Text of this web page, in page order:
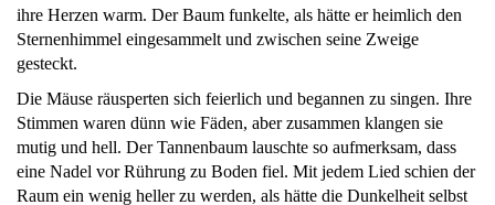
ihre Herzen warm. Der Baum funkelte, als hätte er heimlich den
Sternenhimmel eingesammelt und zwischen seine Zweige
gesteckt.
Die Mäuse räusperten sich feierlich und begannen zu singen. Ihre
Stimmen waren dünn wie Fäden, aber zusammen klangen sie
mutig und hell. Der Tannenbaum lauschte so aufmerksam, dass
eine Nadel vor Rührung zu Boden fiel. Mit jedem Lied schien der
Raum ein wenig heller zu werden, als hätte die Dunkelheit selbst